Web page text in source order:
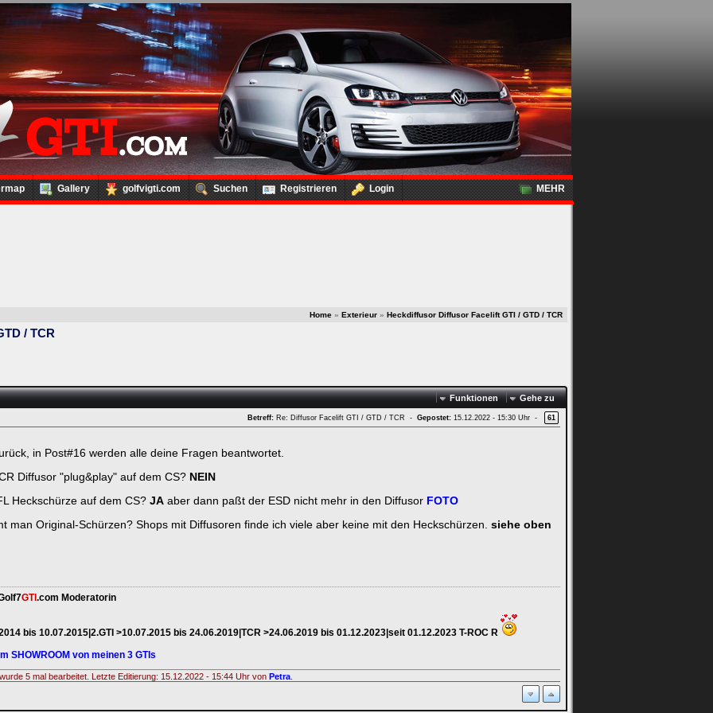
Gallery golfvigti.com Suchen Registrieren Login MEHR
Home » Exterieur » Heckdiffusor Diffusor Facelift GTI / GTD / TCR
/ TCR
Gehe zu
Funktionen
Betreff: Re: Diffusor Facelift GTI / GTD / TCR - Gepostet: 15.12.2022 - 15:30 Uhr - 61
in Post#16 werden alle deine Fragen beantwortet.
Diffusor "plug&play" auf dem CS? NEIN
Heckschürze auf dem CS? JA aber dann paßt der ESD nicht mehr in den Diffusor FOTO
man Original-Schürzen? Shops mit Diffusoren finde ich viele aber keine mit den Heckschürzen. siehe oben
GTI.com Moderatorin
bis 10.07.2015|2.GTI >10.07.2015 bis 24.06.2019|TCR >24.06.2019 bis 01.12.2023|seit 01.12.2023 T-ROC R
SHOWROOM von meinen 3 GTIs
5 mal bearbeitet. Letzte Editierung: 15.12.2022 - 15:44 Uhr von Petra